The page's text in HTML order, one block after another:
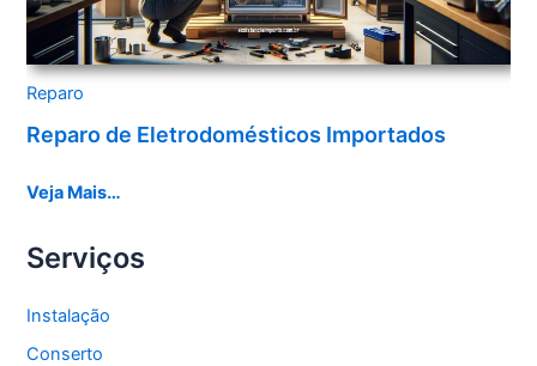
Reparo
Reparo de Eletrodomésticos Importados
Veja Mais…
Serviços
Instalação
Conserto